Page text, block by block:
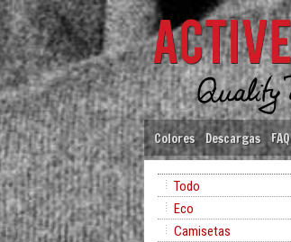
Colores Descargas FAQ
Todo
Eco
Camisetas